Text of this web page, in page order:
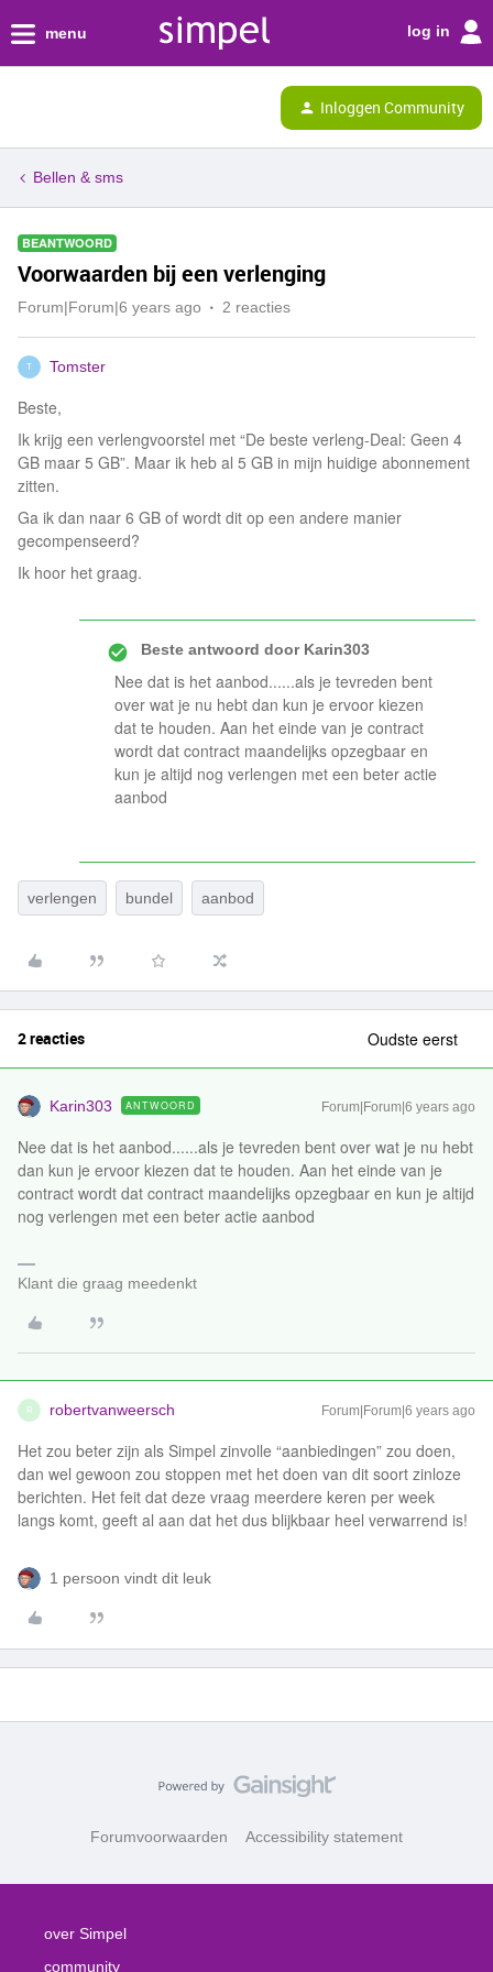
menu log in
Inloggen Community
Bellen & sms
BEANTWOORD
Voorwaarden bij een verlenging
Forum|Forum|6 years ago 2 reacties
T Tomster
Beste,
Ik krijg een verlengvoorstel met “De beste verleng-Deal: Geen 4
GB maar 5 GB”. Maar ik heb al 5 GB in mijn huidige abonnement
zitten.
Ga ik dan naar 6 GB of wordt dit op een andere manier
gecompenseerd?
Ik hoor het graag.
Beste antwoord doorKarin303
Nee dat is het aanbod......als je tevreden bent
over wat je nu hebt dan kun je ervoor kiezen
dat te houden. Aan het einde van je contract
wordt dat contract maandelijks opzegbaar en
kun je altijd nog verlengen met een beter actie
aanbod
verlengen bundel aanbod
2 reacties Oudste eerst
Karin303 ANTWOORD Forum|Forum|6 years ago
Nee dat is het aanbod......als je tevreden bent over wat je nu hebt
dan kun je ervoor kiezen dat te houden. Aan het einde van je
contract wordt dat contract maandelijks opzegbaar en kun je altijd
nog verlengen met een beter actie aanbod
Klant die graag meedenkt
R robertvanweersch Forum|Forum|6 years ago
Het zou beter zijn als Simpel zinvolle “aanbiedingen” zou doen,
dan wel gewoon zou stoppen met het doen van dit soort zinloze
berichten. Het feit dat deze vraag meerdere keren per week
langs komt, geeft al aan dat het dus blijkbaar heel verwarrend is!
1 persoon vindt dit leuk
Forumvoorwaarden Accessibility statement
over Simpel
community